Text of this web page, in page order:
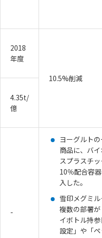
2018
年度
10.5%削減
4.35t/
億
-
ヨーグルト
商品に、バ
スプラスチ
10％配合容
入した。
雪印メグミ
複数の部署
イボトル持
設定」や「